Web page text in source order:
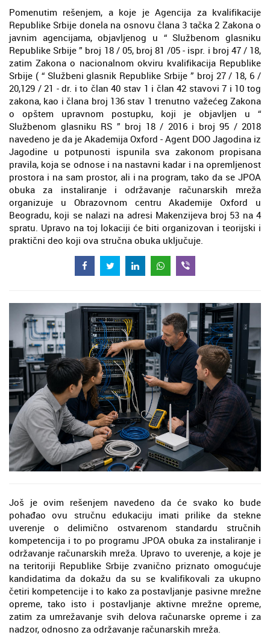
Pomenutim rešenjem, a koje je Agencija za kvalifikacije
Republike Srbije donela na osnovu člana 3 tačka 2 Zakona o
javnim agencijama, objavljenog u “ Službenom glasniku
Republike Srbije ” broj 18 / 05, broj 81 /05 - ispr. i broj 47 / 18,
zatim Zakona o nacionalnom okviru kvalifikacija Republike
Srbije ( “ Službeni glasnik Republike Srbije ” broj 27 / 18, 6 /
20,129 / 21 - dr. i to član 40 stav 1 i član 42 stavovi 7 i 10 tog
zakona, kao i člana broj 136 stav 1 trenutno važećeg Zakona
o opštem upravnom postupku, koji je objavljen u “
Službenom glasniku RS ” broj 18 / 2016 i broj 95 / 2018
navedeno je da je Akademija Oxford - Agent DOO Jagodina iz
Jagodine u potpunosti ispunila sva zakonom propisana
pravila, koja se odnose i na nastavni kadar i na opremljenost
prostora i na sam prostor, ali i na program, tako da se JPOA
obuka za instaliranje i održavanje računarskih mreža
organizuje u Obrazovnom centru Akademije Oxford u
Beogradu, koji se nalazi na adresi Makenzijeva broj 53 na 4
spratu. Upravo na toj lokaciji će biti organizovan i teorijski i
praktični deo koji ova stručna obuka uključuje.
Još je ovim rešenjem navedeno da će svako ko bude
pohađao ovu stručnu edukaciju imati prilike da stekne
uverenje o delimično ostvarenom standardu stručnih
kompetencija i to po programu JPOA obuka za instaliranje i
održavanje računarskih mreža. Upravo to uverenje, a koje je
na teritoriji Republike Srbije zvanično priznato omogućuje
kandidatima da dokažu da su se kvalifikovali za ukupno
četiri kompetencije i to kako za postavljanje pasivne mrežne
opreme, tako isto i postavljanje aktivne mrežne opreme,
zatim za umrežavanje svih delova računarske opreme i za
nadzor, odnosno za održavanje računarskih mreža.